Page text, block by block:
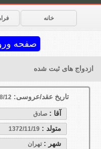
خانه
صفحه
ازدواج های ثبت شده
تاریخ عقد/عروسی: 12
آقا : صادق
متولد : 1372/11/19
شهر :تهران